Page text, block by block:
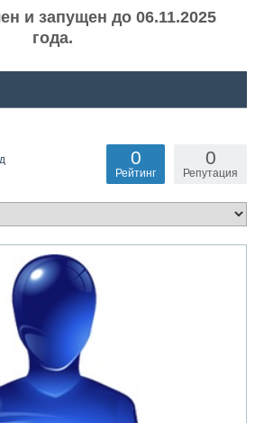
и запущен до 06.11.2025
года.
0
Репутация
0
Рейтинг